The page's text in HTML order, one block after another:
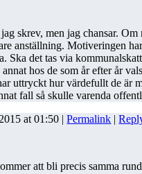
skrev, men jag chansar.
anställning. Motiveringen
Ska det tas via
hos de som år efter år
uttryckt hur värdefullt de är
fall så skulle varenda
at01:50 |Permalink |
att bli precis samma